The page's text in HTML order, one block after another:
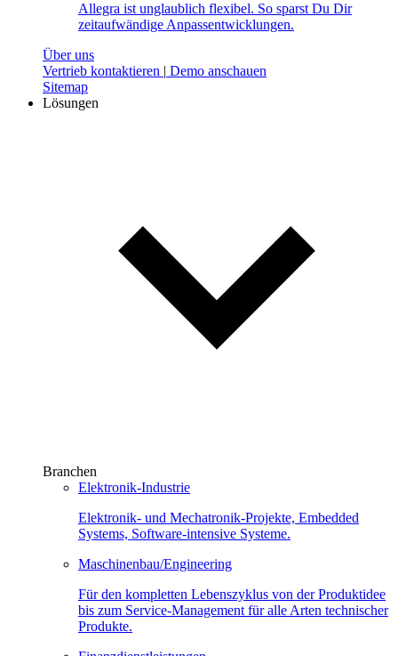
Allegra ist unglaublich flexibel. So sparst Du Dir
zeitaufwändige Anpassentwicklungen.
Über uns
Vertrieb kontaktieren | Demo anschauen
Sitemap
Lösungen
Branchen
Elektronik-Industrie
Elektronik- und Mechatronik-Projekte, Embedded
Systems, Software-intensive Systeme.
Maschinenbau/Engineering
Für den kompletten Lebenszyklus von der Produktidee
bis zum Service-Management für alle Arten technischer
Produkte.